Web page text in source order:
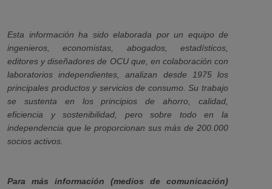
Esta información ha sido elaborada por un equipo de
ingenieros, economistas, abogados, estadísticos,
editores y diseñadores de OCU que, en colaboración con
laboratorios independientes, analizan desde 1975 los
principales productos y servicios de consumo. Su trabajo
se sustenta en los principios de ahorro, calidad,
eficiencia y sostenibilidad, pero sobre todo en la
independencia que le proporcionan sus más de 200.000
socios activos.
Para más información (medios de comunicación)